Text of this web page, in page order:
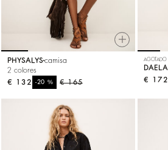
PHYSALYScamisa
2 colores
€ 165
-20%
€ 132
AGOTADO
DAELA
€ 172